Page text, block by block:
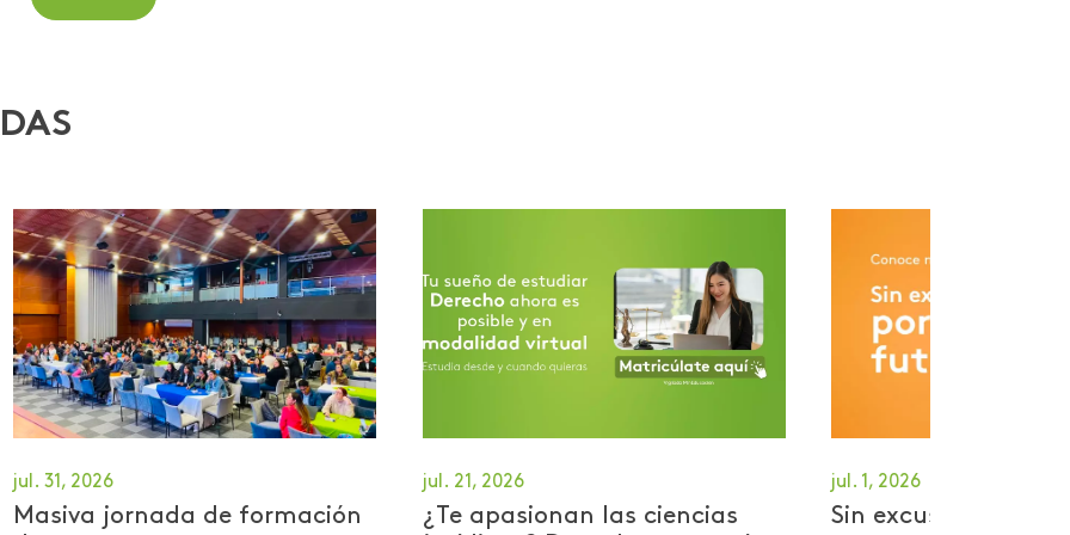
jul. 31, 2026
Masiva jornada de formación
jul. 21, 2026
¿Te apasionan las ciencias
jul. 1, 2026
Sin excusas por tu